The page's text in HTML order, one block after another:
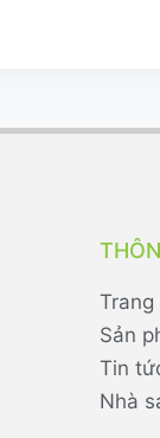
Trang
Sản
Tin
Nhà